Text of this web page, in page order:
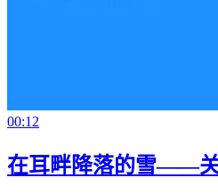
00:12
在耳畔降落的雪——